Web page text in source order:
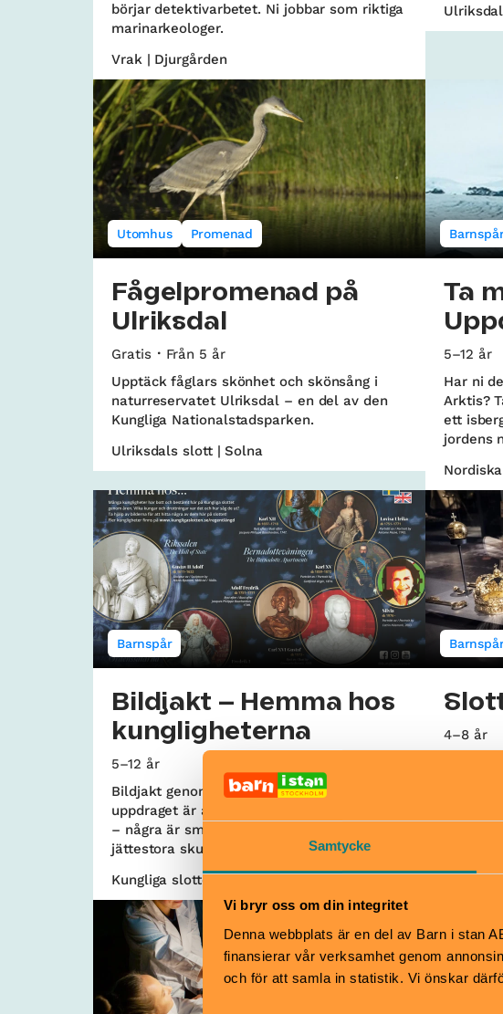
Samtycke
Vi bryr oss om din integritet
Denna webbplats är en del av Barn i stan
finansierar vår verksamhet genom
och för att samla in statistik. Vi önskar
börjar detektivarbetet. Ni jobbar som riktiga
marinarkeologer.
Vrak | Djurgården
Utomhus Promenad
Fågelpromenad på
Ulriksdal
Gratis
Från 5 år
Upptäck fåglars skönhet och skönsång i
naturreservatet Ulriksdal – en del av den
Kungliga Nationalstadsparken.
Ulriksdals slott | Solna
Ta
5–12 år
Har ni
Arktis?
ett
jordens
Barnspår
Bildjakt – Hemma hos
kungligheterna
5–12 år
Bildjakt genom Kungliga slottets salar där
uppdraget är att hitta de kungliga porträtten
– några är små miniatyrmålningar andra är
jättestora skulpturer!
Kungliga slottet | Gamla Stan
4–8 år
skrin